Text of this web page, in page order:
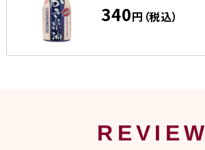
340円（税込）
REVIEW